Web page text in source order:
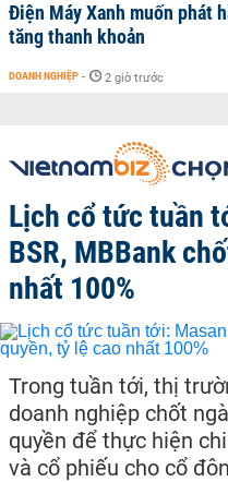
Điện Máy Xanh muốn phát
tăng thanh khoản
DOANH NGHIỆP - 2 giờ trước
Lịch cổ tức tuần
BSR, MBBank
nhất 100%
Trong tuần tới, thị
doanh nghiệp chốt
quyền để thực hiện
và cổ phiếu cho cổ